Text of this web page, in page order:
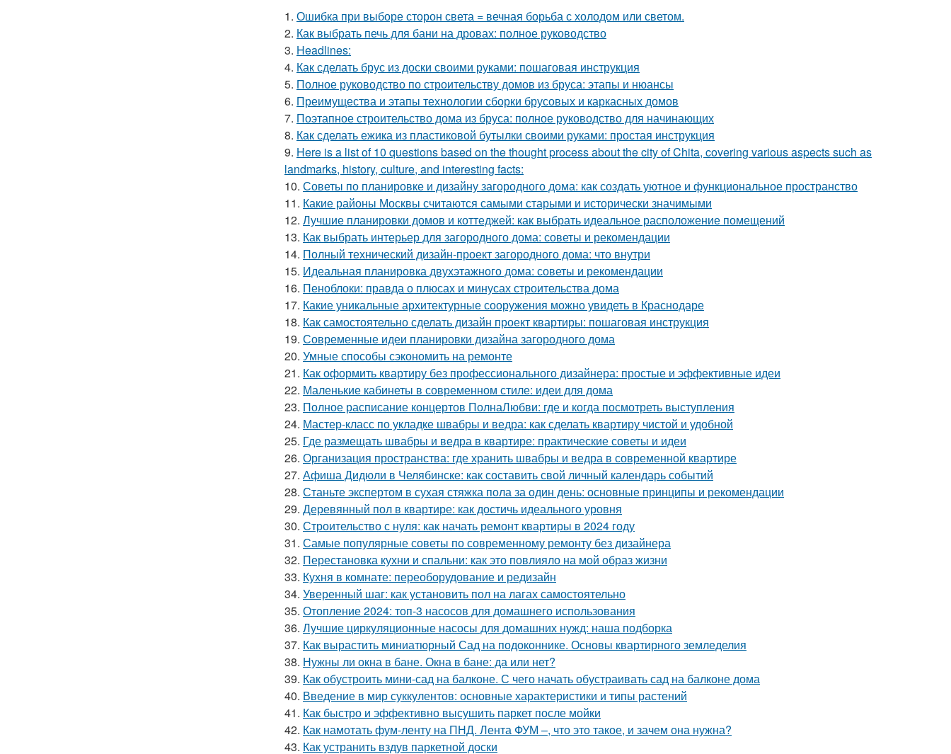
1. Ошибка при выборе сторон света = вечная борьба с холодом или светом.
2. Как выбрать печь для бани на дровах: полное руководство
3. Headlines:
4. Как сделать брус из доски своими руками: пошаговая инструкция
5. Полное руководство по строительству домов из бруса: этапы и нюансы
6. Преимущества и этапы технологии сборки брусовых и каркасных домов
7. Поэтапное строительство дома из бруса: полное руководство для начинающих
8. Как сделать ежика из пластиковой бутылки своими руками: простая инструкция
9. Here is a list of 10 questions based on the thought process about the city of Chita, covering various aspects such as
landmarks, history, culture, and interesting facts:
10. Советы по планировке и дизайну загородного дома: как создать уютное и функциональное пространство
11. Какие районы Москвы считаются самыми старыми и исторически значимыми
12. Лучшие планировки домов и коттеджей: как выбрать идеальное расположение помещений
13. Как выбрать интерьер для загородного дома: советы и рекомендации
14. Полный технический дизайн-проект загородного дома: что внутри
15. Идеальная планировка двухэтажного дома: советы и рекомендации
16. Пеноблоки: правда о плюсах и минусах строительства дома
17. Какие уникальные архитектурные сооружения можно увидеть в Краснодаре
18. Как самостоятельно сделать дизайн проект квартиры: пошаговая инструкция
19. Современные идеи планировки дизайна загородного дома
20. Умные способы сэкономить на ремонте
21. Как оформить квартиру без профессионального дизайнера: простые и эффективные идеи
22. Маленькие кабинеты в современном стиле: идеи для дома
23. Полное расписание концертов ПолнаЛюбви: где и когда посмотреть выступления
24. Мастер-класс по укладке швабры и ведра: как сделать квартиру чистой и удобной
25. Где размещать швабры и ведра в квартире: практические советы и идеи
26. Организация пространства: где хранить швабры и ведра в современной квартире
27. Афиша Дидюли в Челябинске: как составить свой личный календарь событий
28. Станьте экспертом в сухая стяжка пола за один день: основные принципы и рекомендации
29. Деревянный пол в квартире: как достичь идеального уровня
30. Строительство с нуля: как начать ремонт квартиры в 2024 году
31. Самые популярные советы по современному ремонту без дизайнера
32. Перестановка кухни и спальни: как это повлияло на мой образ жизни
33. Кухня в комнате: переоборудование и редизайн
34. Уверенный шаг: как установить пол на лагах самостоятельно
35. Отопление 2024: топ-3 насосов для домашнего использования
36. Лучшие циркуляционные насосы для домашних нужд: наша подборка
37. Как вырастить миниатюрный Сад на подоконнике. Основы квартирного земледелия
38. Нужны ли окна в бане. Окна в бане: да или нет?
39. Как обустроить мини-сад на балконе. С чего начать обустраивать сад на балконе дома
40. Введение в мир суккулентов: основные характеристики и типы растений
41. Как быстро и эффективно высушить паркет после мойки
42. Как намотать фум-ленту на ПНД. Лента ФУМ –, что это такое, и зачем она нужна?
43. Как устранить вздув паркетной доски